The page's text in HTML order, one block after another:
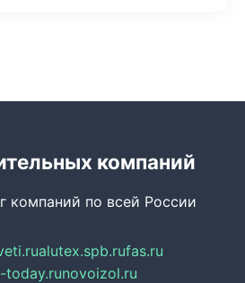
компаний
компаний по всей России
alutex.spb.rufas.ru
today.runovoizol.ru